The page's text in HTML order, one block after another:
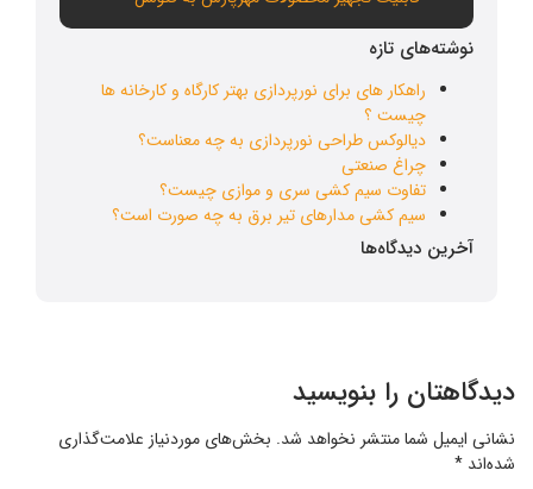
نوشته‌های تازه
راهکار های برای نورپردازی بهتر کارگاه و کارخانه ها
چیست ؟
دیالوکس طراحی نورپردازی به چه معناست؟
چراغ صنعتی
تفاوت سیم کشی سری و موازی چیست؟
سیم کشی مدارهای تیر برق به چه صورت است؟
آخرین دیدگاه‌ها
دیدگاهتان را بنویسید
نشانی ایمیل شما منتشر نخواهد شد. بخش‌های موردنیاز علامت‌گذاری
شده‌اند *